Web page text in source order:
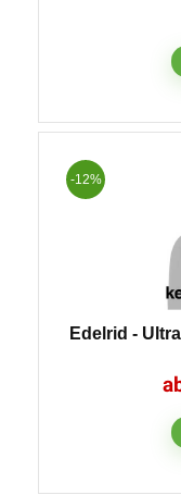
-12%
Edelrid -